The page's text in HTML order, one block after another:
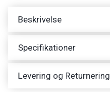
Beskrivelse
Specifikationer
Levering og Returnering